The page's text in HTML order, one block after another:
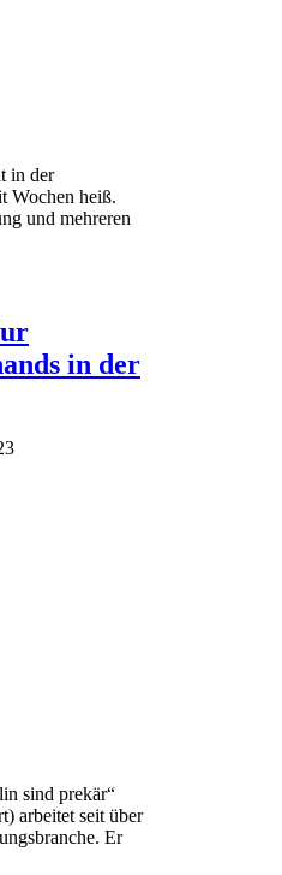
in der
Wochen heiß.
und mehreren
in der
sind prekär“
arbeitet seit über
Er